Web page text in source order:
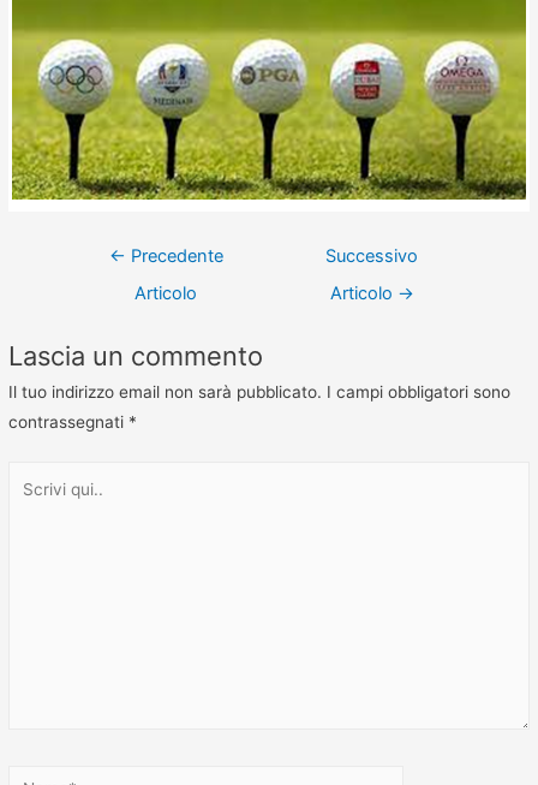
← Precedente
Articolo
Successivo
Articolo →
Lascia un commento
Il tuo indirizzo email non sarà pubblicato. I campi obbligatori sono
contrassegnati *